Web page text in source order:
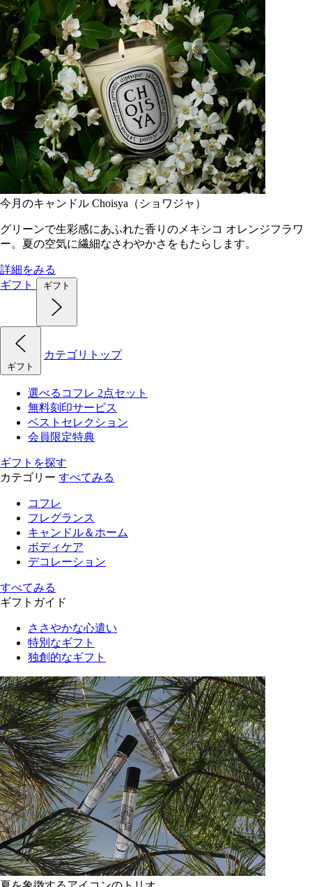
今月のキャンドル Choisya（ショワジャ）
グリーンで生彩感にあふれた香りのメキシコ オレンジフラワ
ー。夏の空気に繊細なさわやかさをもたらします。
詳細をみる
ギフト
ギフト
ギフト
カテゴリトップ
選べるコフレ 2点セット
無料刻印サービス
ベストセレクション
会員限定特典
ギフトを探す
カテゴリー すべてみる
コフレ
フレグランス
キャンドル＆ホーム
ボディケア
デコレーション
すべてみる
ギフトガイド
ささやかな心遣い
特別なギフト
独創的なギフト